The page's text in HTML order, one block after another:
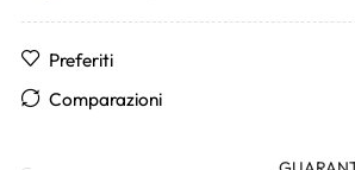
Preferiti
Comparazioni